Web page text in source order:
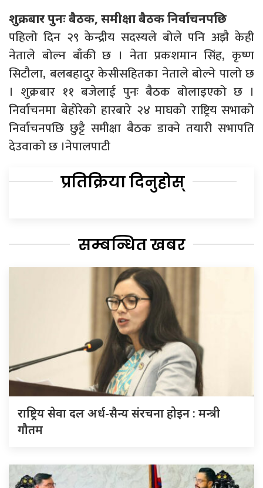
शुक्रबार पुनः बैठक, समीक्षा बैठक निर्वाचनपछि
पहिलो दिन २९ केन्द्रीय सदस्यले बोले पनि अझै केही
नेताले बोल्न बाँकी छ । नेता प्रकशमान सिंह, कृष्ण
सिटौला, बलबहादुर केसीसहितका नेताले बोल्ने पालो छ
। शुक्रबार ११ बजेलाई पुनः बैठक बोलाइएको छ ।
निर्वाचनमा बेहोरेको हारबारे २४ माघको राष्ट्रिय सभाको
निर्वाचनपछि छुट्टै समीक्षा बैठक डाक्ने तयारी सभापति
देउवाको छ ।नेपालपाटी
प्रतिक्रिया दिनुहोस्
सम्बन्धित खबर
राष्ट्रिय सेवा दल अर्ध-सैन्य संरचना होइन : मन्त्री
गौतम